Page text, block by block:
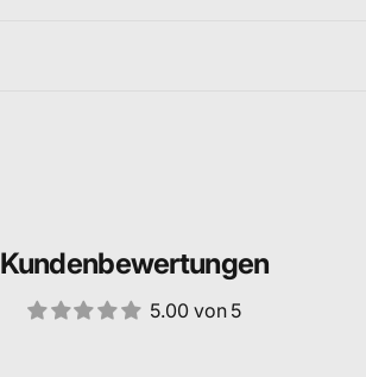
Kundenbewertungen
5.00 von 5